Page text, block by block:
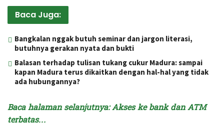
Baca Juga:
Bangkalan nggak butuh seminar dan jargon literasi,
butuhnya gerakan nyata dan bukti
Balasan terhadap tulisan tukang cukur Madura: sampai
kapan Madura terus dikaitkan dengan hal-hal yang tidak
ada hubungannya?
Baca halaman selanjutnya: Akses ke bank dan ATM
terbatas…